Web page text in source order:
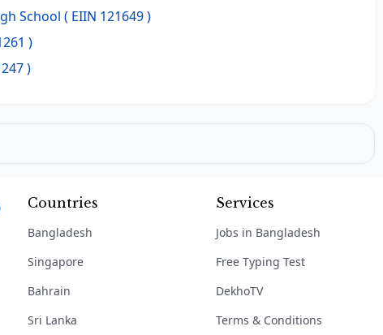
School ( EIIN 121649 )
)
)
Countries
Bangladesh
Singapore
Bahrain
Sri Lanka
Services
Jobs in Bangladesh
Free Typing Test
DekhoTV
Terms & Conditions